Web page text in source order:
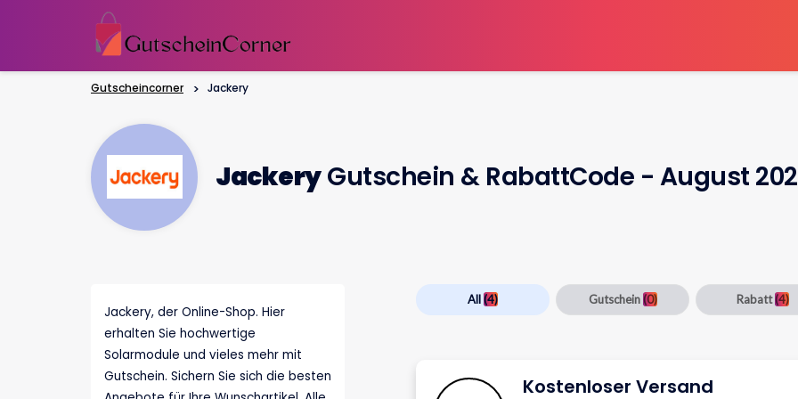
Gutscheincorner > Jackery
JackeryGutschein & RabattCode - August
All(4) Gutschein(0) Rabatt(4)
Kostenloser Versand
Jackery, der Online-Shop. Hier
erhalten Sie hochwertige
Solarmodule und vieles mehr mit
Gutschein. Sichern Sie sich die besten